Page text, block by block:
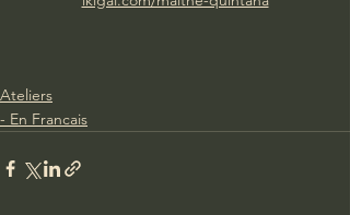
Ateliers
- En Francais